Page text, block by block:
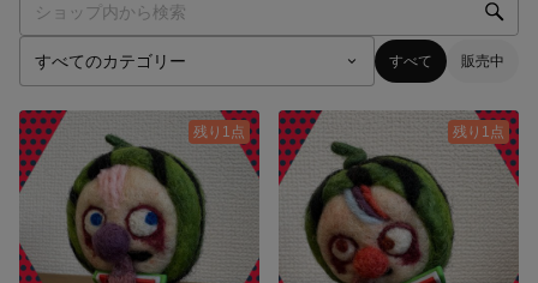
すべて 販売中
残り1点 残り1点